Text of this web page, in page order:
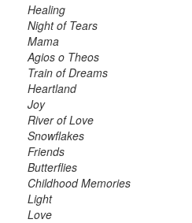
Healing
Night of Tears
Mama
Agios o Theos
Train of Dreams
Heartland
Joy
River of Love
Snowflakes
Friends
Butterflies
Childhood Memories
Light
Love